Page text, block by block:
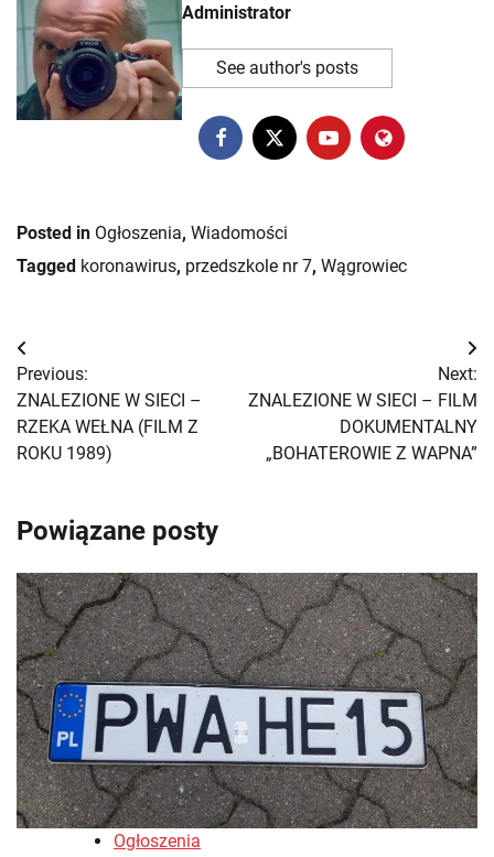
Administrator
See author's posts
Posted in Ogłoszenia, Wiadomości
Tagged koronawirus, przedszkole nr 7, Wągrowiec
Nawigacja
wpisu
Previous:
ZNALEZIONE W SIECI –
RZEKA WEŁNA (FILM Z
ROKU 1989)
Next:
ZNALEZIONE W SIECI – FILM
DOKUMENTALNY
„BOHATEROWIE Z WAPNA”
Powiązane posty
Ogłoszenia